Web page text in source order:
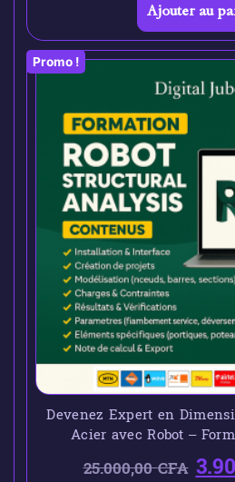
Ajouter au
Promo !
Devenez Expert en
Acier avec Robot –
25.000,00CFA